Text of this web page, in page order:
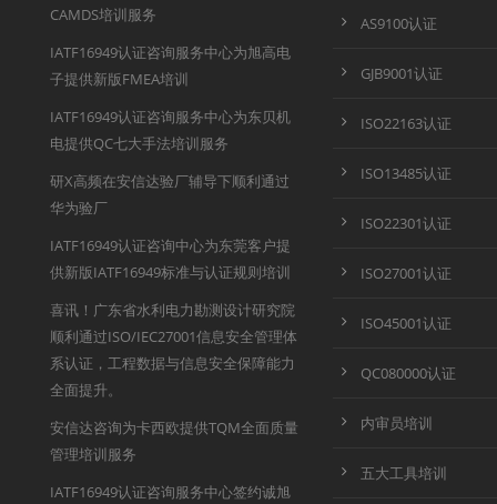
CAMDS培训服务
IATF16949认证咨询服务中心为旭高电
子提供新版FMEA培训
IATF16949认证咨询服务中心为东贝机
电提供QC七大手法培训服务
研X高频在安信达验厂辅导下顺利通过
华为验厂
IATF16949认证咨询中心为东莞客户提
供新版IATF16949标准与认证规则培训
喜讯！广东省水利电力勘测设计研究院
顺利通过ISO/IEC27001信息安全管理体
系认证，工程数据与信息安全保障能力
全面提升。
安信达咨询为卡西欧提供TQM全面质量
管理培训服务
IATF16949认证咨询服务中心签约诚旭
AS9100认证
GJB9001认证
ISO22163认证
ISO13485认证
ISO22301认证
ISO27001认证
ISO45001认证
QC080000认证
内审员培训
五大工具培训